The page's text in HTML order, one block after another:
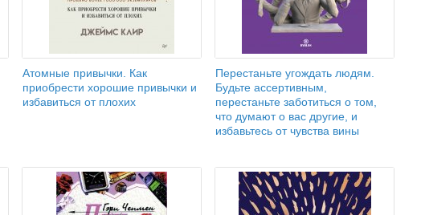
Атомные привычки. Как
приобрести хорошие привычки и
избавиться от плохих
Перестаньте угождать людям.
Будьте ассертивным,
перестаньте заботиться о том,
что думают о вас другие, и
избавьтесь от чувства вины